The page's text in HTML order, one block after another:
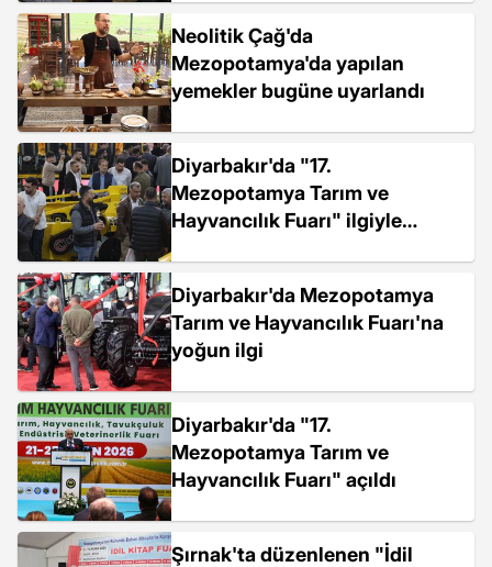
Neolitik Çağ'da
Mezopotamya'da yapılan
yemekler bugüne uyarlandı
Diyarbakır'da "17.
Mezopotamya Tarım ve
Hayvancılık Fuarı" ilgiyle
Diyarbakır'da Mezopotamya
Tarım ve Hayvancılık Fuarı'na
yoğun ilgi
Diyarbakır'da "17.
Mezopotamya Tarım ve
Hayvancılık Fuarı" açıldı
Şırnak'ta düzenlenen "İdil